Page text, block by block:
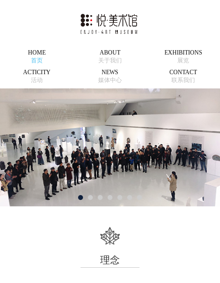
HOME
首页
ABOUT
关于我们
EXHIBITIONS
展览
ACTICITY
活动
NEWS
媒体中心
CONTACT
联系我们
理念